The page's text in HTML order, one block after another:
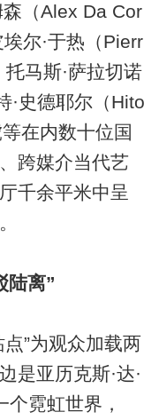
森（Alex Da Cor
尔·于热（Pierr
马斯·萨拉切诺
·史德耶尔（Hito
在内数十位国
跨媒介当代艺
千余平米中呈
陆离”
”为观众加载两
是亚历克斯·达·
霓虹世界，